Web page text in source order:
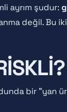
ayrım şudur:
değil. Bu
bir "yan